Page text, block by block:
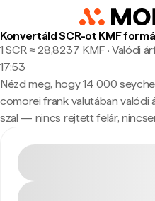
Konvertáld SCR-ot KMF
1 SCR ≈ 28,8237 KMF · Valódi
17:53
Nézd meg, hogy 14 000
comorei frank valutában valódi
szal — nincs rejtett felár,